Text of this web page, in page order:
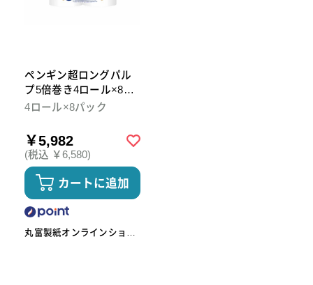
ペンギン超ロングパル
プ5倍巻き4ロール×8パ
ック ダブル トイレット
4ロール×8パック
￥5,982
(税込 ￥6,580)
カートに追加
丸富製紙オンラインショッ